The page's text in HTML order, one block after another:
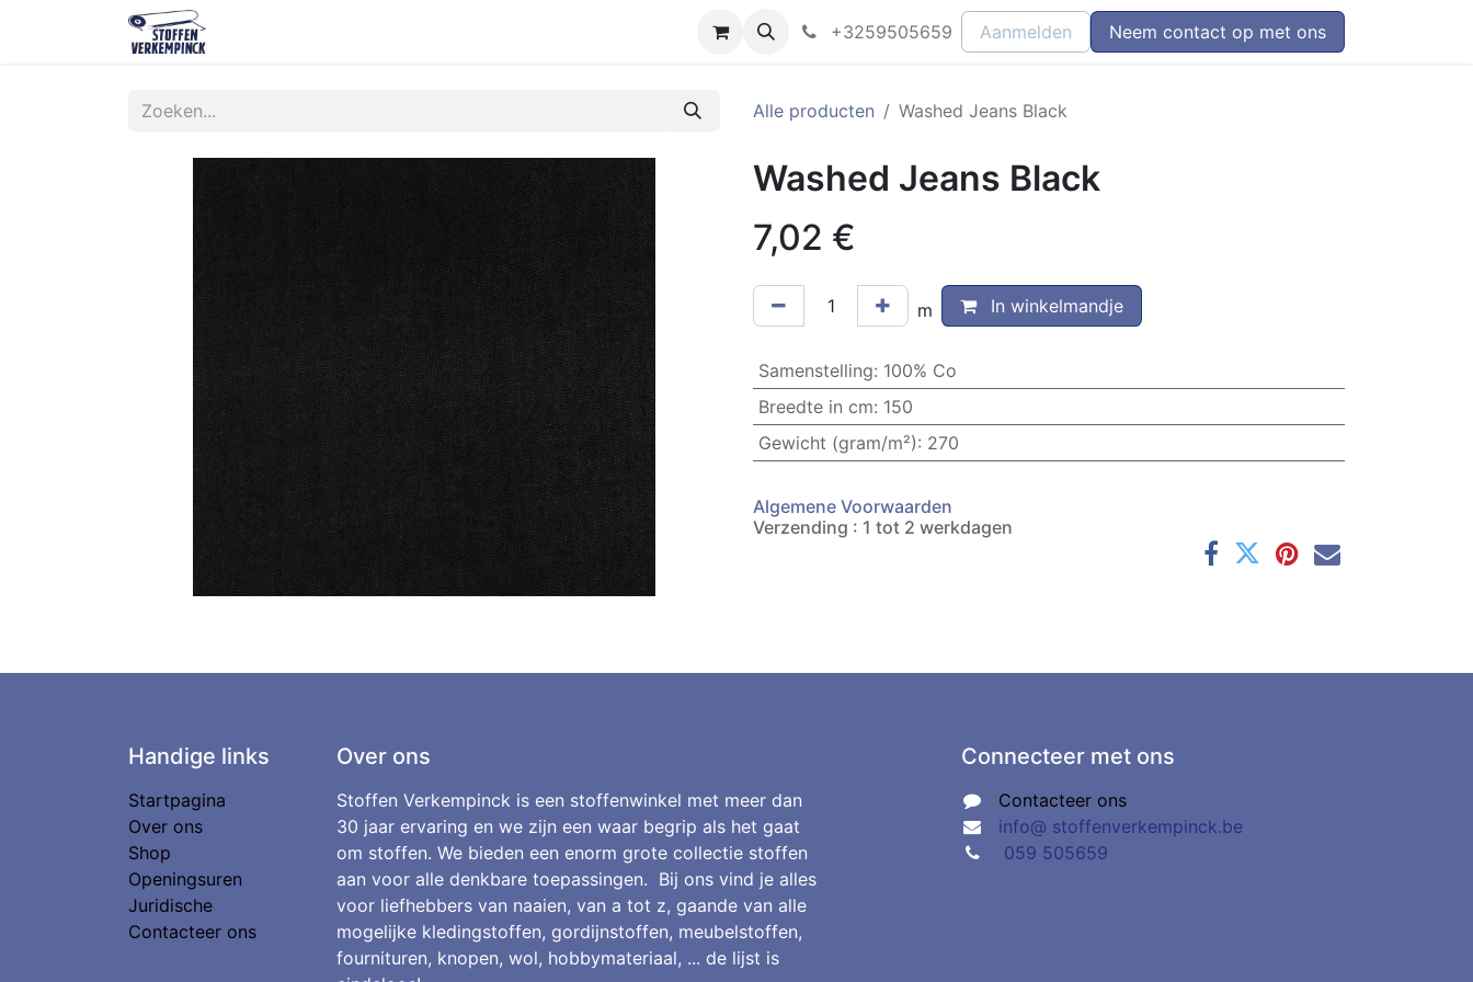
+3259505659 Aanmelden Neem contact op met ons
Alle producten Washed Jeans Black
Washed Jeans Black
7,02 €
m In winkelmandje
Samenstelling: 100% Co
Breedte in cm: 150
Gewicht (gram/m²): 270
Algemene Voorwaarden
Verzending : 1 tot 2 werkdagen
Handige links
Startpagina
Over ons
Shop
Openingsuren
Juridische
Contacteer ons
Over ons
Stoffen Verkempinck is een stoffenwinkel met meer dan
30 jaar ervaring en we zijn een waar begrip als het gaat
om stoffen. We bieden een enorm grote collectie stoffen
aan voor alle denkbare toepassingen. Bij ons vind je alles
voor liefhebbers van naaien, van a tot z, gaande van alle
mogelijke kledingstoffen, gordijnstoffen, meubelstoffen,
fournituren, knopen, wol, hobbymateriaal, ... de lijst is
Connecteer met ons
Contacteer ons
info@ stoffenverkempinck.be
059 505659